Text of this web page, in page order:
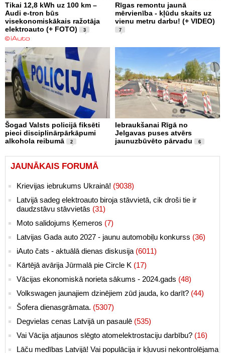
Tikai 12,8 kWh uz 100 km –
Audi e-tron būs
visekonomiskākais ražotāja
elektroauto (+ FOTO)
3
Rīgas remontu jaunā
mērvienība - kļūdu skaits uz
vienu metru darbu! (+ VIDEO)
7
Šogad Valsts policijā fiksēti
pieci disciplinārpārkāpumi
alkohola reibumā
2
Iebraukšanai Rīgā no
Jelgavas puses atvērs
jaunuzbūvēto pārvadu
6
JAUNĀKAIS FORUMĀ
Krievijas iebrukums Ukrainā! (9038)
Latvijā sadeg elektroauto biroja stāvvietā, cik droši tie ir
daudzstāvu stāvvietās (31)
Moto salidojums Ķemeros (7)
Latvijas Gada auto 2027 - jaunu automobiļu konkurss (36)
iAuto čats - aktuālā dienas diskusija (6011)
Kārtējā avārija Jūrmalā pie Circle K (17)
Vācijas ekonomiskā norieta sākums - 2024.gads (48)
Volkswagen jaunajiem dzinējiem zūd jauda, ko darīt? (44)
Šofera dienasgrāmata. (5307)
Degvielas cenas Latvijā un pasaulē (535)
Vai Vācija atjaunos slēgto atomelektrostaciju darbību? (16)
Lāču medības Latvijā! Vai populācija ir kļuvusi nekontrolējama